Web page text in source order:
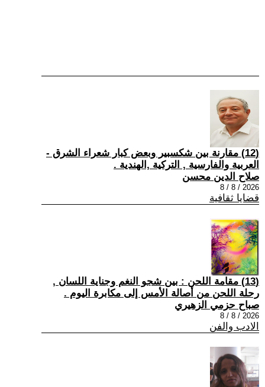
(12) مقارنة بين شكسبير وبعض كبار شعراء الشرق -
العربية والفارسية , التركية ,الهندية .
صلاح الدين محسن
2026 / 8 / 8
قضايا ثقافية
(13) مقامة اللحن : بين شجو النغم وجناية اللسان ,
رحلة اللحن من أصالة الأمس إلى مكابرة اليوم .
صباح حزمي الزهيري
2026 / 8 / 8
الادب والفن